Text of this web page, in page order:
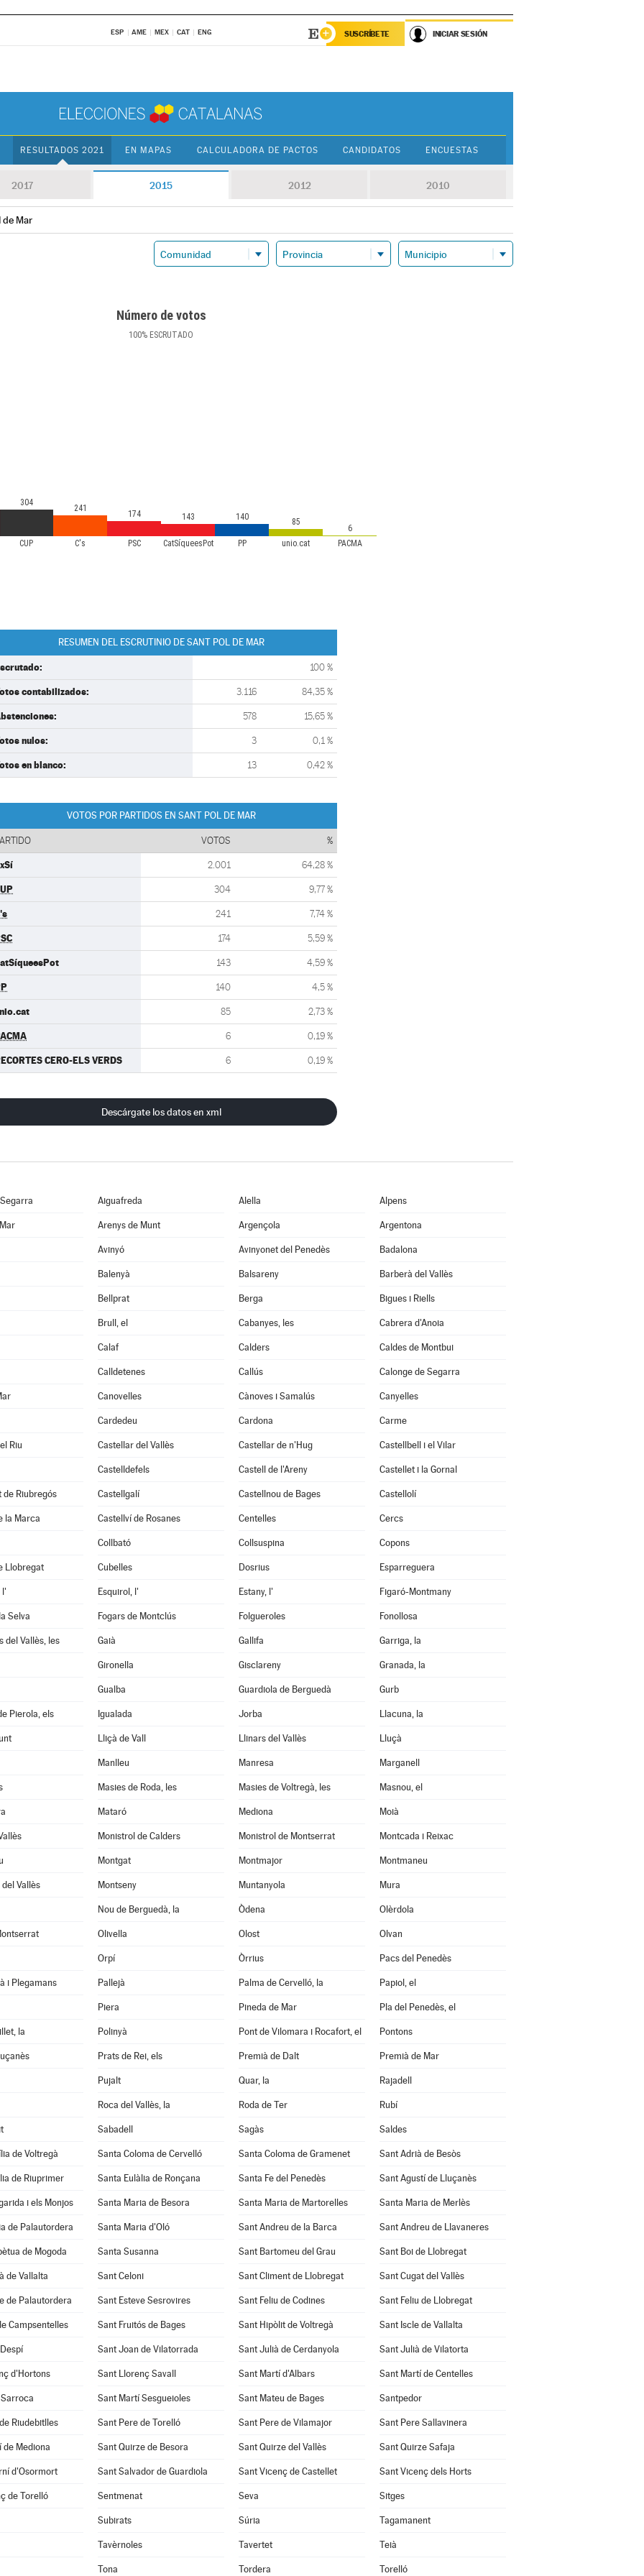
ESP AME MEX CAT ENG SUSCRÍBETE INICIAR SESIÓN
RESULTADOS 2021 EN MAPAS CALCULADORA DE PACTOS CANDIDATOS ENCUESTAS
2017 2015 2012 2010
de Mar
Número de votos
100% ESCRUTADO
CUP C's PSC CatSíqueesPot PP unio.cat PACMA
304
241
174 143 140 85
6
RESUMEN DEL ESCRUTINIO DE SANT POL DE MAR
100 %
contabilizados: 3.116 84,35 %
578 15,65 %
nulos: 3 0,1 %
en blanco: 13 0,42 %
VOTOS POR PARTIDOS EN SANT POL DE MAR
VOTOS %
2.001 64,28 %
304 9,77 %
241 7,74 %
174 5,59 %
143 4,59 %
140 4,5 %
85 2,73 %
6 0,19 %
CERO-ELS VERDS 6 0,19 %
Descárgate los datos en xml
Aiguafreda Alella Alpens
Arenys de Munt Argençola Argentona
Avinyó Avinyonet del Penedès Badalona
Balenyà Balsareny Barberà del Vallès
Bellprat Berga Bigues i Riells
Brull, el Cabanyes, les Cabrera d'Anoia
Calaf Calders Caldes de Montbui
Calldetenes Callús Calonge de Segarra
Canovelles Cànoves i Samalús Canyelles
Cardedeu Cardona Carme
Riu Castellar del Vallès Castellar de n'Hug Castellbell i el Vilar
Castelldefels Castell de l'Areny Castellet i la Gornal
de Riubregós Castellgalí Castellnou de Bages Castellolí
la Marca Castellví de Rosanes Centelles Cercs
Collbató Collsuspina Copons
Llobregat Cubelles Dosrius Esparreguera
l' Esquirol, l' Estany, l' Figaró-Montmany
Selva Fogars de Montclús Folgueroles Fonollosa
del Vallès, les Gaià Gallifa Garriga, la
Gironella Gisclareny Granada, la
Gualba Guardiola de Berguedà Gurb
Pierola, els Igualada Jorba Llacuna, la
Lliçà de Vall Llinars del Vallès Lluçà
Manlleu Manresa Marganell
Masies de Roda, les Masies de Voltregà, les Masnou, el
Mataró Mediona Moià
Monistrol de Calders Monistrol de Montserrat Montcada i Reixac
Montgat Montmajor Montmaneu
Vallès Montseny Muntanyola Mura
Nou de Berguedà, la Òdena Olèrdola
Olivella Olost Olvan
Orpí Òrrius Pacs del Penedès
i Plegamans Pallejà Palma de Cervelló, la Papiol, el
Piera Pineda de Mar Pla del Penedès, el
la Polinyà Pont de Vilomara i Rocafort, el Pontons
Prats de Rei, els Premià de Dalt Premià de Mar
Pujalt Quar, la Rajadell
Roca del Vallès, la Roda de Ter Rubí
Sabadell Sagàs Saldes
de Voltregà Santa Coloma de Cervelló Santa Coloma de Gramenet Sant Adrià de Besòs
de Riuprimer Santa Eulàlia de Ronçana Santa Fe del Penedès Sant Agustí de Lluçanès
i els Monjos Santa Maria de Besora Santa Maria de Martorelles Santa Maria de Merlès
de Palautordera Santa Maria d'Oló Sant Andreu de la Barca Sant Andreu de Llavaneres
de Mogoda Santa Susanna Sant Bartomeu del Grau Sant Boi de Llobregat
de Vallalta Sant Celoni Sant Climent de Llobregat Sant Cugat del Vallès
de Palautordera Sant Esteve Sesrovires Sant Feliu de Codines Sant Feliu de Llobregat
Campsentelles Sant Fruitós de Bages Sant Hipòlit de Voltregà Sant Iscle de Vallalta
Sant Joan de Vilatorrada Sant Julià de Cerdanyola Sant Julià de Vilatorta
d'Hortons Sant Llorenç Savall Sant Martí d'Albars Sant Martí de Centelles
Sant Martí Sesgueioles Sant Mateu de Bages Santpedor
Riudebitlles Sant Pere de Torelló Sant Pere de Vilamajor Sant Pere Sallavinera
de Mediona Sant Quirze de Besora Sant Quirze del Vallès Sant Quirze Safaja
d'Osormort Sant Salvador de Guardiola Sant Vicenç de Castellet Sant Vicenç dels Horts
de Torelló Sentmenat Seva Sitges
Subirats Súria Tagamanent
Tavèrnoles Tavertet Teià
Tona Tordera Torelló